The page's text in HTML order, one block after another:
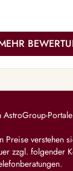
Preise verstehen
zzgl. folgender